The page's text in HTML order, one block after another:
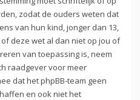
zodat de ouders weten dat
van hun kind, jonger dan 13,
deze wet al dan niet op jou of
van toepassing is, neem
raadgever voor meer
dat het phpBB-team geen
en ook niet het